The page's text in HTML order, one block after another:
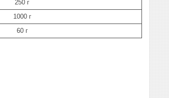
250 г
1000 г
60 г